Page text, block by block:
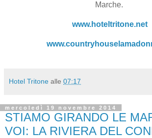
Marche.
www.hoteltritone.net
Hotel Tritone alle 07:17
mercoledì 19 novembre 2014
STIAMO GIRANDO LE
VOI: LA RIVIERA DEL